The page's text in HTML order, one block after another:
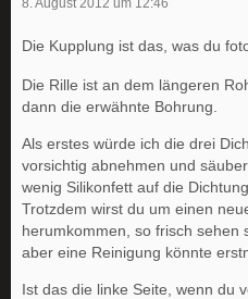
8. August 2012 um 12:46
Die Kupplung ist das, was du
Die Rille ist an dem längeren
dann die erwähnte Bohrung.
Als erstes würde ich die drei
vorsichtig abnehmen und
wenig Silikonfett auf die
Trotzdem wirst du um einen
herumkommen, so frisch sehen
aber eine Reinigung könnte
Ist das die linke Seite, wenn du